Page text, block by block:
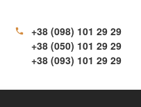
+38 (098) 101 29 29
+38 (050) 101 29 29
+38 (093) 101 29 29